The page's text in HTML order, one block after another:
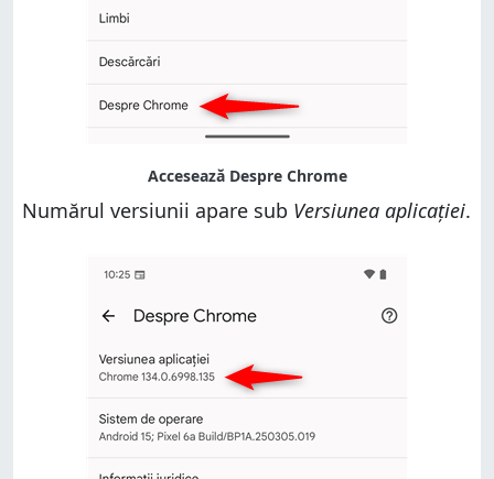
Numărul versiunii apare sub Versiunea aplicației.